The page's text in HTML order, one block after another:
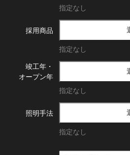
指定なし
採用商品
指定なし
竣工年・
オープン年
指定なし
照明手法
指定なし